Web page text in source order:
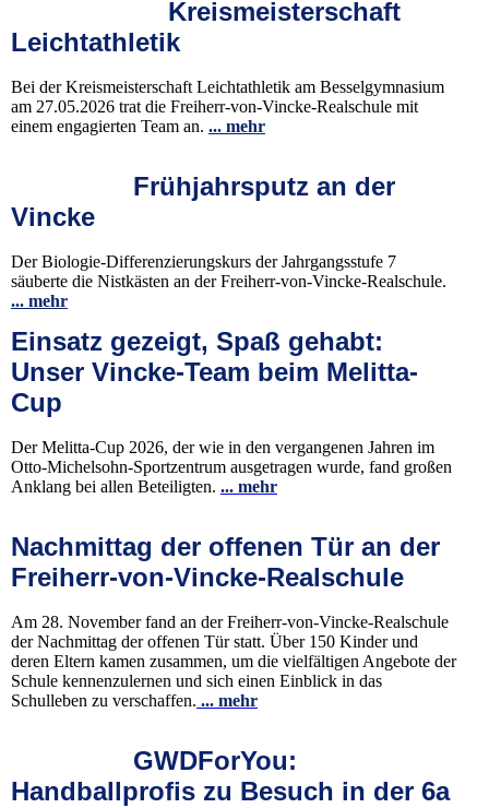
Kreismeisterschaft
Leichtathletik
Bei der Kreismeisterschaft Leichtathletik am Besselgymnasium
am 27.05.2026 trat die Freiherr-von-Vincke-Realschule mit
einem engagierten Team an. ... mehr
Frühjahrsputz an der
Vincke
Der Biologie-Differenzierungskurs der Jahrgangsstufe 7
säuberte die Nistkästen an der Freiherr-von-Vincke-Realschule.
... mehr
Einsatz gezeigt, Spaß gehabt:
Unser Vincke-Team beim Melitta-
Cup
Der Melitta-Cup 2026, der wie in den vergangenen Jahren im
Otto-Michelsohn-Sportzentrum ausgetragen wurde, fand großen
Anklang bei allen Beteiligten. ... mehr
Nachmittag der offenen Tür an der
Freiherr-von-Vincke-Realschule
Am 28. November fand an der Freiherr-von-Vincke-Realschule
der Nachmittag der offenen Tür statt. Über 150 Kinder und
deren Eltern kamen zusammen, um die vielfältigen Angebote der
Schule kennenzulernen und sich einen Einblick in das
Schulleben zu verschaffen. ... mehr
GWDForYou:
Handballprofis zu Besuch in der 6a